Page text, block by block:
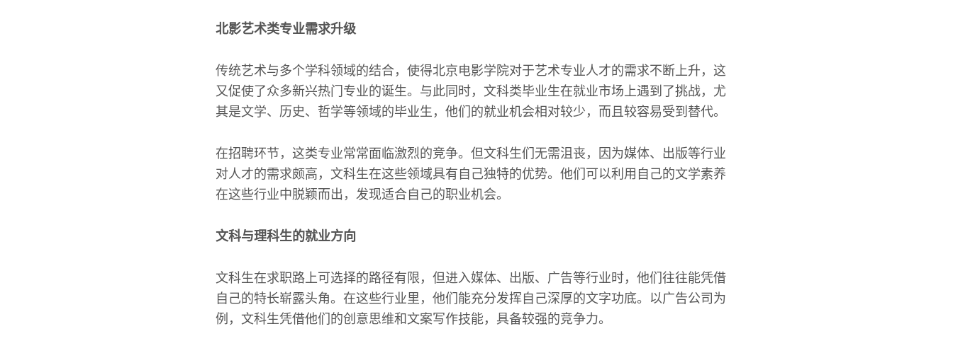
北影艺术类专业需求升级
传统艺术与多个学科领域的结合，使得北京电影学院对于艺术专业人才的需求不断上升，这
又促使了众多新兴热门专业的诞生。与此同时，文科类毕业生在就业市场上遇到了挑战，尤
其是文学、历史、哲学等领域的毕业生，他们的就业机会相对较少，而且较容易受到替代。
在招聘环节，这类专业常常面临激烈的竞争。但文科生们无需沮丧，因为媒体、出版等行业
对人才的需求颇高，文科生在这些领域具有自己独特的优势。他们可以利用自己的文学素养
在这些行业中脱颖而出，发现适合自己的职业机会。
文科与理科生的就业方向
文科生在求职路上可选择的路径有限，但进入媒体、出版、广告等行业时，他们往往能凭借
自己的特长崭露头角。在这些行业里，他们能充分发挥自己深厚的文字功底。以广告公司为
例，文科生凭借他们的创意思维和文案写作技能，具备较强的竞争力。